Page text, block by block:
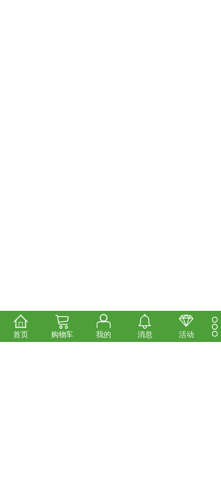
首页 购物车 我的 消息 活动